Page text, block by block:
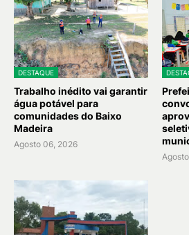
DESTAQUE
Trabalho inédito vai garantir
água potável para
comunidades do Baixo
Madeira
Agosto 06, 2026